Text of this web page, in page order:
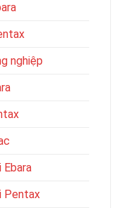
nghiệp
Pentax